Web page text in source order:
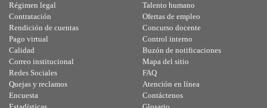
Régimen legal
Contratación
Rendición de cuentas
Pago virtual
Calidad
Talento humano
Ofertas de empleo
Concurso docente
Control interno
Buzón de notificaciones
Correo institucional
Redes Sociales
Quejas y reclamos
Encuesta
Mapa del sitio
FAQ
Atención en línea
Contáctenos